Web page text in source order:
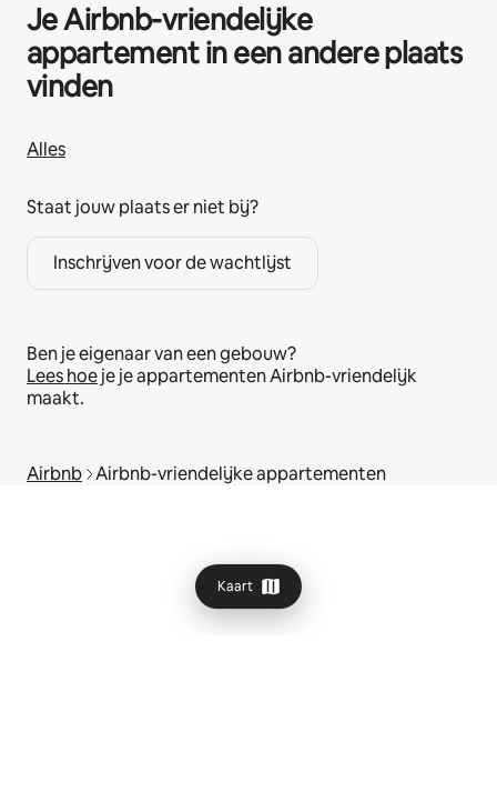
Kaart
Je Airbnb-vriendelijke
appartement in een andere plaats
vinden
Alles
Staat jouw plaats er niet bij?
Inschrijven voor de wachtlijst
Ben je eigenaar van een gebouw?
Lees hoeje je appartementen Airbnb-vriendelijk
maakt.
Airbnb Airbnb-vriendelijke appartementen